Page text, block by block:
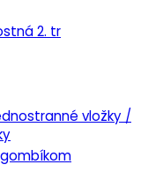
2. tr
vložky /
gombíkom